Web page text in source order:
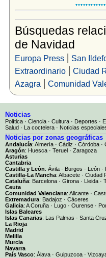
Búsquedas
de Navidad
Europa Press| San
Extraordinario| Ciudad
Azagra | Comunidad
Noticias
Política · Ciencia · Cultura · Deportes ·
Salud · La coctelera · Noticias
Noticias por zonas geográficas
Andalucía: Almería · Cádiz · Córdoba ·
Aragón: Huesca · Teruel · Zaragoza
Asturias
Cantabria
Castilla y León: Ávila · Burgos · León ·
Castilla-La Mancha: Albacete · Ciudad
Cataluña: Barcelona · Girona · Lleida ·
Ceuta
Comunidad Valenciana: Alicante ·
Extremadura: Badajoz · Cáceres
Galicia: A Coruña · Lugo · Ourense ·
Islas Baleares
Islas Canarias: Las Palmas · Santa
La Rioja
Madrid
Melilla
Murcia
Navarra
País Vasco: Álava · Guipuzcoa ·